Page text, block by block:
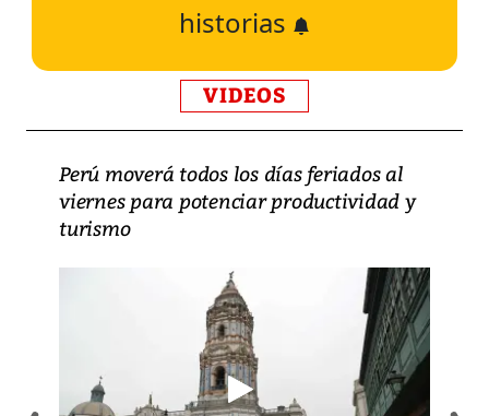
historias
VIDEOS
Perú moverá todos los días feriados al
viernes para potenciar productividad y
turismo